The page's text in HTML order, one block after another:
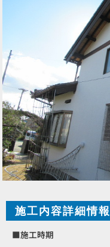
施工内容詳細情報
■施工時期